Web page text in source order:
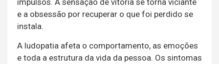
e a obsessão por recuperar o que foi perdido se
instala.
A ludopatia afeta o comportamento, as emoções
e toda a estrutura da vida da pessoa. Os sintomas